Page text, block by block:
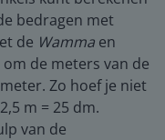
bedragen met
de Wamma en
de meters van de
Zo hoef je niet
m = 25 dm.
van de